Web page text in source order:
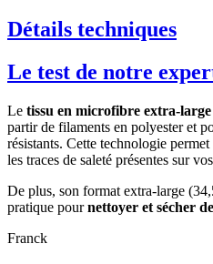
Détails techniques
Le test de notre
Le tissu en microfibre extra-
partir de filaments en polyester et
résistants. Cette technologie
les traces de saleté présentes sur
De plus, son format extra-large
pratique pournettoyer et sécher
Franck